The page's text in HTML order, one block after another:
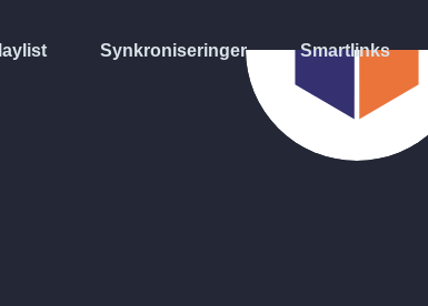
Synkroniseringer Smartlinks